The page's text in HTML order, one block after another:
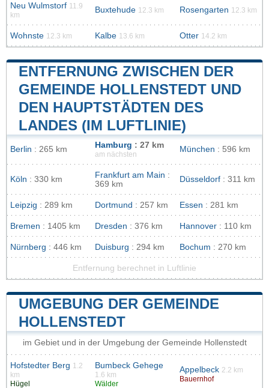
Neu Wulmstorf 11.9
km
Buxtehude 12.3 km Rosengarten 12.3 km
Wohnste 12.3 km Kalbe 13.6 km Otter 14.2 km
ENTFERNUNG ZWISCHEN DER
GEMEINDE HOLLENSTEDT UND
DEN HAUPTSTÄDTEN DES
LANDES (IM LUFTLINIE)
Berlin : 265 km Hamburg : 27 km
am nächsten
München : 596 km
Köln : 330 km Frankfurt am Main :
369 km
Düsseldorf : 311 km
Leipzig : 289 km Dortmund : 257 km Essen : 281 km
Bremen : 1405 km Dresden : 376 km Hannover : 110 km
Nürnberg : 446 km Duisburg : 294 km Bochum : 270 km
Entfernung berechnet in Luftlinie
UMGEBUNG DER GEMEINDE
HOLLENSTEDT
im Gebiet und in der Umgebung der Gemeinde Hollenstedt
Hofstedter Berg 1.2
km
Hügel
Bumbeck Gehege
1.6 km
Wälder
Appelbeck 2.2 km
Bauernhof